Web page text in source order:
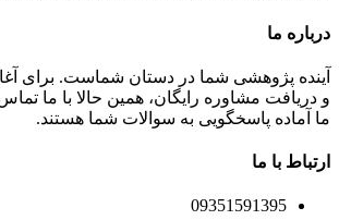
درباره ما
آینده پژوهشی شما در دستان شماست. برای
و دریافت مشاوره رایگان، همین حالا با ما
ما آماده پاسخگویی به سوالات شما هستند.
ارتباط با ما
09351591395